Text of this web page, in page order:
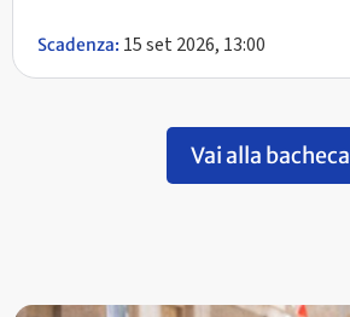
Scadenza: 15 set 2026, 13:00
Vai alla bacheca